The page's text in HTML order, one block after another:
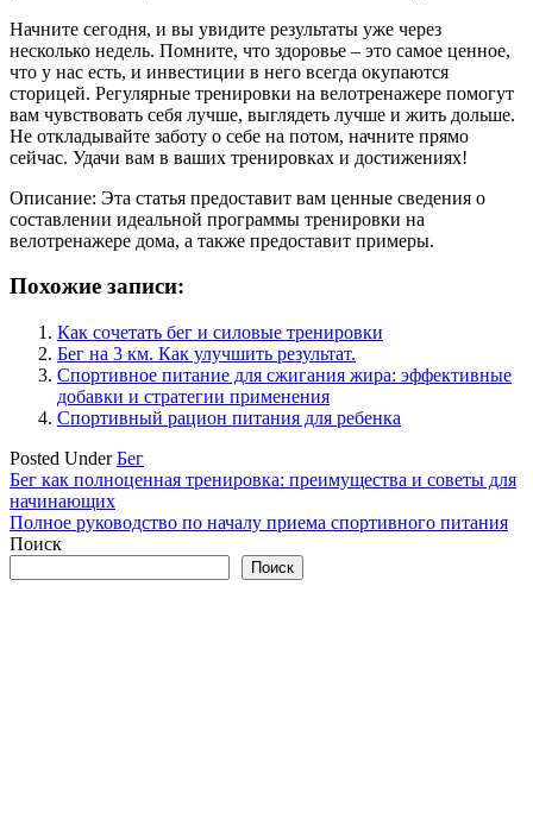
Начните сегодня, и вы увидите результаты уже через
несколько недель. Помните, что здоровье – это самое ценное,
что у нас есть, и инвестиции в него всегда окупаются
сторицей. Регулярные тренировки на велотренажере помогут
вам чувствовать себя лучше, выглядеть лучше и жить дольше.
Не откладывайте заботу о себе на потом, начните прямо
сейчас. Удачи вам в ваших тренировках и достижениях!
Описание: Эта статья предоставит вам ценные сведения о
составлении идеальной программы тренировки на
велотренажере дома, а также предоставит примеры.
Похожие записи:
Как сочетать бег и силовые тренировки
Бег на 3 км. Как улучшить результат.
Спортивное питание для сжигания жира: эффективные
добавки и стратегии применения
Спортивный рацион питания для ребенка
Posted UnderБег
Навигация
по
записям
Бег как полноценная тренировка: преимущества и советы для
начинающих
Полное руководство по началу приема спортивного питания
Поиск
Поиск